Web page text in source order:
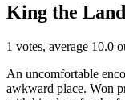
King the Land
1 votes, average 10.0
An uncomfortable
awkward place. Won